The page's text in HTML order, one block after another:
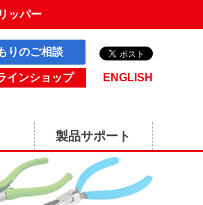
ッパー
りのご相談
インショップ ENGLISH
製品サポート